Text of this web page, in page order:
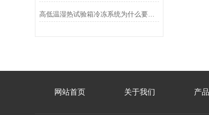
高低温湿热试验箱冷冻系统为什么要抽真空？
网站首页 关于我们 产